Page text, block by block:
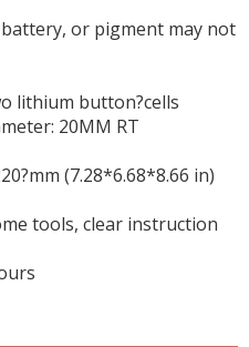
or pigment may not
lithium button?cells
20MM RT
(7.28*6.68*8.66 in)
tools, clear instruction